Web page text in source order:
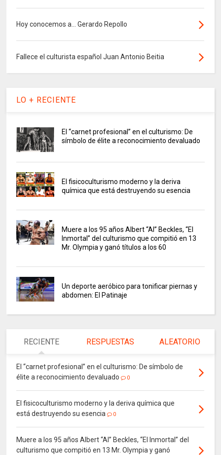
Hoy conocemos a... Gerardo Repollo
Fallece el culturista español Juan Antonio Beitia
LO + RECIENTE
El “carnet profesional” en el culturismo: De
símbolo de élite a reconocimiento devaluado
El fisicoculturismo moderno y la deriva
química que está destruyendo su esencia
Muere a los 95 años Albert “Al” Beckles, “El
Inmortal” del culturismo que compitió en 13
Mr. Olympia y ganó títulos a los 60
Un deporte aeróbico para tonificar piernas y
abdomen: El Patinaje
RECIENTE RESPUESTAS ALEATORIO
El “carnet profesional” en el culturismo: De símbolo de
élite a reconocimiento devaluado
0
El fisicoculturismo moderno y la deriva química que
está destruyendo su esencia
0
Muere a los 95 años Albert “Al” Beckles, “El Inmortal” del
culturismo que compitió en 13 Mr. Olympia y ganó